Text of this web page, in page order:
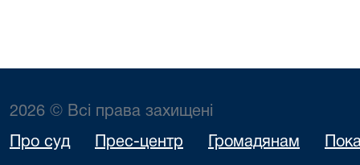
2026 © Всі права захищені
Про суд Прес-центр Громадянам